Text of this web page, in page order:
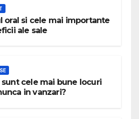
oral si cele mai importante
ale sale
sunt cele mai bune locuri
in vanzari?